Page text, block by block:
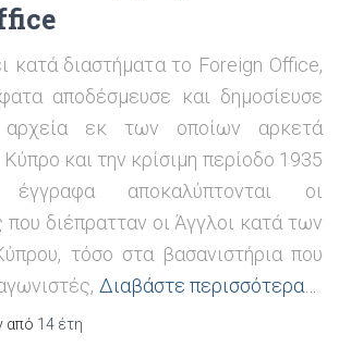
κατά διαστήματα το Foreign Office,
αποδέσμευσε και δημοσίευσε
εκ των οποίων αρκετά
και την κρίσιμη περίοδο 1935
αποκαλύπτονται οι
που διέπρατταν οι Άγγλοι κατά των
τόσο στα βασανιστήρια που
Διαβάστε περισσότερα…
από 14 έτη